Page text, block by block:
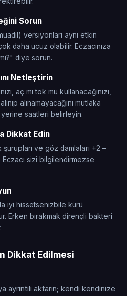
Sorun
versiyonları aynı etkin
daha ucuz olabilir. Eczacınıza
diye sorun.
Netleştirin
aç mı tok mu kullanacağınızı,
alınamayacağını mutlaka
saatleri belirleyin.
Dikkat Edin
şurupları ve göz damlaları +2 –
Eczacı sizi bilgilendirmezse
iyi hissetsenizbile kürü
Erken bırakmak dirençli bakteri
Dikkat Edilmesi
ayrıntılı aktarın; kendi kendinize